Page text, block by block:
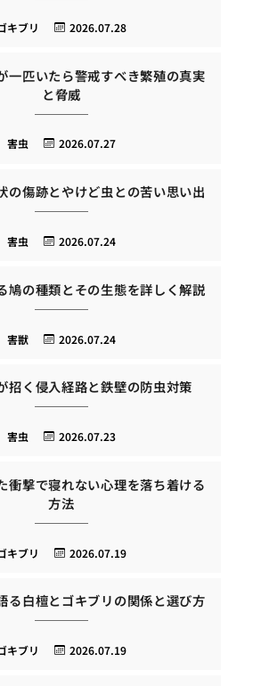
2026.07.28
キブリ
一匹いたら警戒すべき繁殖の真実
と脅威
2026.07.27
害虫
の傷跡とやけど虫との苦い思い出
2026.07.24
害虫
鳩の種類とその生態を詳しく解説
2026.07.24
害獣
招く侵入経路と鉄壁の防虫対策
2026.07.23
害虫
衝撃で寝れない心理を落ち着ける
方法
2026.07.19
キブリ
る白檀とゴキブリの関係と選び方
2026.07.19
キブリ